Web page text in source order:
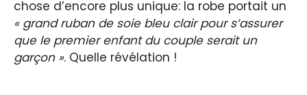
chose d’encore plus unique: la robe portait un
« grand ruban de soie bleu clair pour s’assurer
que le premier enfant du couple serait un
garçon ». Quelle révélation !